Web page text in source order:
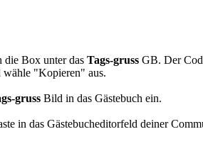
die Box unter das Tags-gruss GB. Der
wähle "Kopieren" aus.
gruss Bild in das Gästebuch ein.
in das Gästebucheditorfeld deiner